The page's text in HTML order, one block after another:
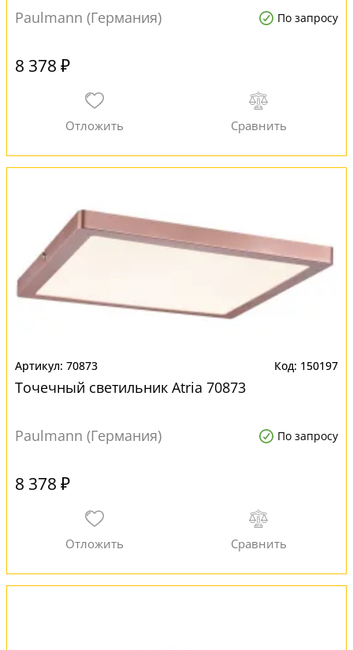
Paulmann (Германия) По запросу
8 378 ₽
70873 150197
Точечный светильник Atria 70873
Paulmann (Германия) По запросу
8 378 ₽